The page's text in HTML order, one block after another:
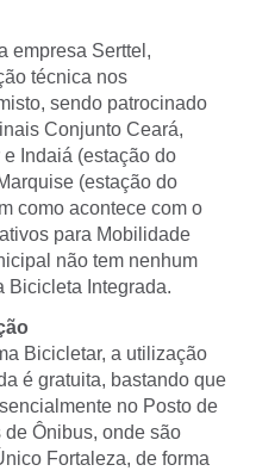
empresa Serttel,
técnica nos
sendo patrocinado
Conjunto Ceará,
Indaiá (estação do
(estação do
como acontece com o
para Mobilidade
não tem nenhum
Bicicleta Integrada.
Bicicletar, a utilização
é gratuita, bastando que
no Posto de
Ônibus, onde são
Fortaleza, de forma